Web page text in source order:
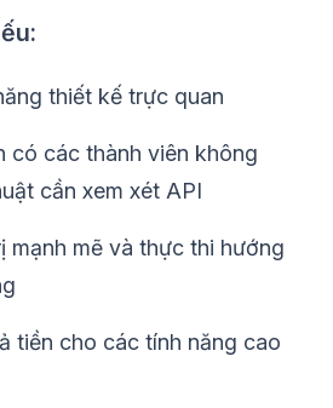
thiết kế trực quan
có các thành viên không
cần xem xét API
mạnh mẽ và thực thi hướng
tiền cho các tính năng cao